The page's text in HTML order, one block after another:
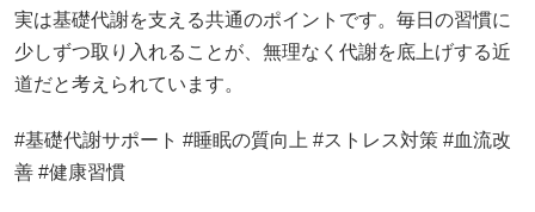
実は基礎代謝を支える共通のポイントです。毎日の習慣に
少しずつ取り入れることが、無理なく代謝を底上げする近
道だと考えられています。
#基礎代謝サポート #睡眠の質向上 #ストレス対策 #血流改
善 #健康習慣